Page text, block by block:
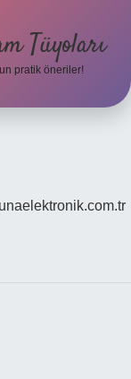
Tüyoları
pratik öneriler!